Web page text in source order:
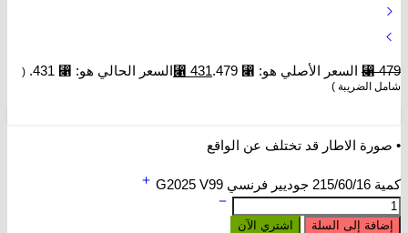
⃁479 السعر الأصلي هو: ⃁ 479. ⃁ 431 السعر الحالي هو: ⃁ 431.
(
شامل الضريبة )
• صورة الاطار قد تختلف عن الواقع
كمية 215/60/16 جوديير فرنسي G2025 V99
إضافة إلى السلة اشتري الآن